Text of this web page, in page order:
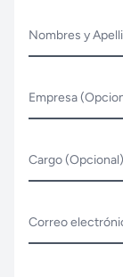
Nombres y
Empresa
Cargo (Opcional)
Correo